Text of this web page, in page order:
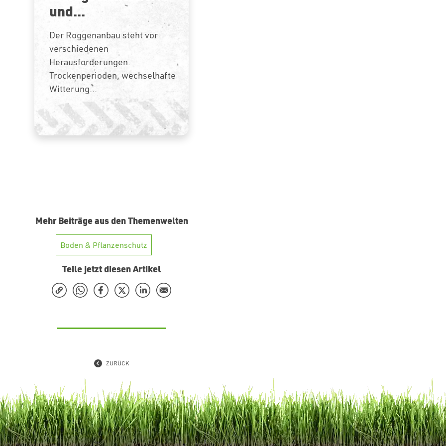
und...
Der Roggenanbau steht vor
verschiedenen
Herausforderungen.
Trockenperioden, wechselhafte
Witterung...
Mehr Beiträge aus den Themenwelten
Boden & Pflanzenschutz
Teile jetzt diesen Artikel
ZURÜCK